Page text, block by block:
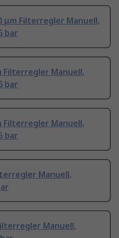
μm Filterregler Manuell,
bar
Filterregler Manuell,
bar
Filterregler Manuell,
bar
Manuell,
Manuell,